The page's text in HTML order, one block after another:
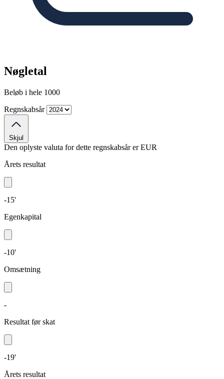
Nøgletal
Beløb i hele 1000
Regnskabsår
Skjul
Den oplyste valuta for dette regnskabsår erEUR
Årets resultat
-15'
Egenkapital
-10'
Omsætning
-
Resultat før skat
-19'
Årets resultat